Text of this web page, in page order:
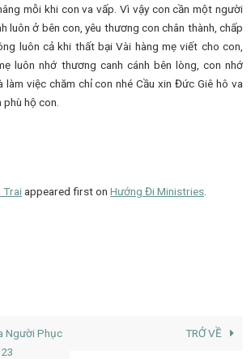
mỗi khi con va vấp. Vì vậy con cần một người
luôn ở bên con, yêu thương con chân thành, chấp
luôn cả khi thất bại Vài hàng mẹ viết cho con,
luôn nhớ thương canh cánh bên lòng, con nhớ
làm việc chăm chỉ con nhé Cầu xin Đức Giê hô va
hộ con.
Traiappeared first on Hướng Đi Ministries
Người Phục
TRỞ VỀ